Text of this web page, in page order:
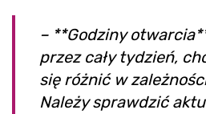
– **Godziny
przez cały tydzień,
się różnić w
Należy sprawdzić